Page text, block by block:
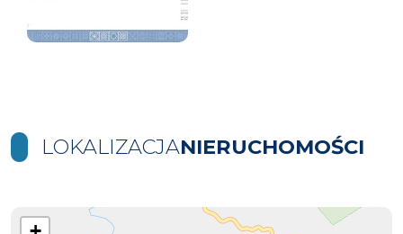
LOKALIZACJANIERUCHOMOŚCI